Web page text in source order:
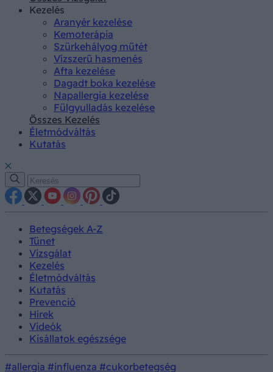
Kezelés
Aranyér kezelése
Kemoterápia
Szürkehályog műtét
Vízszerű hasmenés
Afta kezelése
Dagadt boka kezelése
Napallergia kezelése
Fülgyulladás kezelése
Összes Kezelés
Életmódváltás
Kutatás
Betegségek A-Z
Tünet
Vizsgálat
Kezelés
Életmódváltás
Kutatás
Prevenció
Hírek
Videók
Kisállatok egészsége
#allergia #influenza #cukorbetegség